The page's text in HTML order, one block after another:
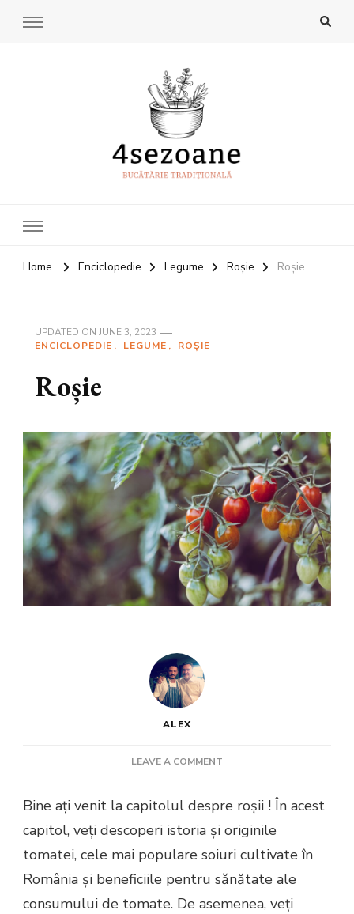
Home Enciclopedie Legume Roșie Roșie
UPDATED ON JUNE 3, 2023
ENCICLOPEDIE
LEGUME ROȘIE
Roșie
ALEX
LEAVE A COMMENT
Bine ați venit la capitolul despre roșii ! În acest
capitol, veți descoperi istoria și originile
tomatei, cele mai populare soiuri cultivate în
România și beneficiile pentru sănătate ale
consumului de tomate. De asemenea, veți